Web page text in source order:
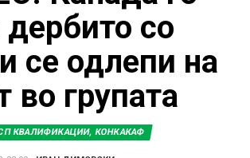
со
се одлепи на
во групата
КВАЛИФИКАЦИИ, КОНКАКАФ